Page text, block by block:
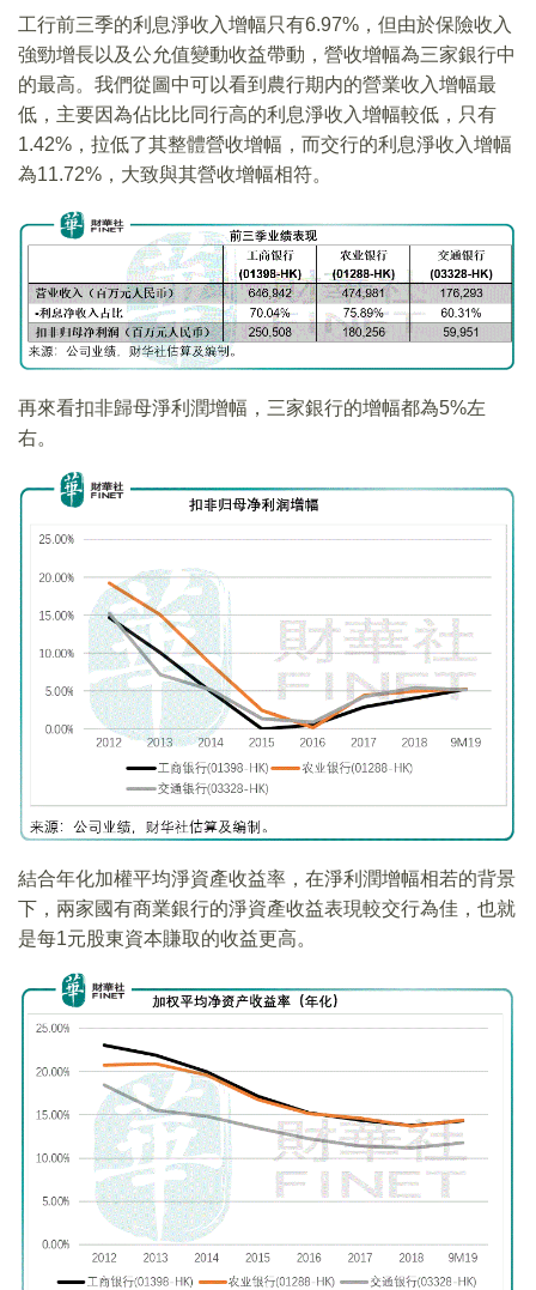
工行前三季的利息淨收入增幅只有6.97%，但由於保險收入
強勁增長以及公允值變動收益帶動，營收增幅為三家銀行中
的最高。我們從圖中可以看到農行期内的營業收入增幅最
低，主要因為佔比比同行高的利息淨收入增幅較低，只有
1.42%，拉低了其整體營收增幅，而交行的利息淨收入增幅
為11.72%，大致與其營收增幅相符。
再來看扣非歸母淨利潤增幅，三家銀行的增幅都為5%左
右。
結合年化加權平均淨資產收益率，在淨利潤增幅相若的背景
下，兩家國有商業銀行的淨資產收益表現較交行為佳，也就
是每1元股東資本賺取的收益更高。